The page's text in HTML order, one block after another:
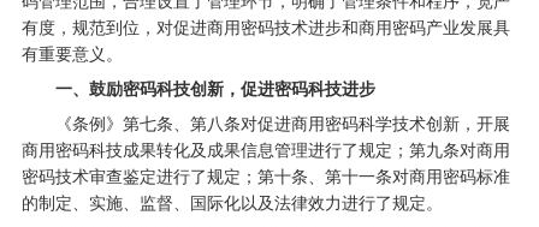
有度，规范到位，对促进商用密码技术进步和商用密码产业发展具
有重要意义。
一、鼓励密码科技创新，促进密码科技进步
《条例》第七条、第八条对促进商用密码科学技术创新，开展
商用密码科技成果转化及成果信息管理进行了规定；第九条对商用
密码技术审查鉴定进行了规定；第十条、第十一条对商用密码标准
的制定、实施、监督、国际化以及法律效力进行了规定。